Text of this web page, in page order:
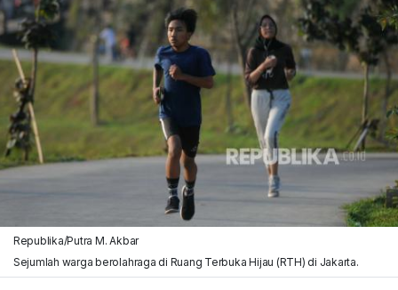
Republika/Putra M. Akbar
Sejumlah warga berolahraga di Ruang Terbuka Hijau (RTH) di Jakarta.